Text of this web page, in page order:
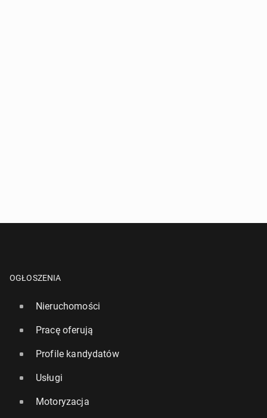
OGŁOSZENIA
Nieruchomości
Pracę oferują
Profile kandydatów
Usługi
Motoryzacja